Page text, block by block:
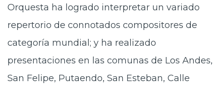
Orquesta ha logrado interpretar un variado
repertorio de connotados compositores de
categoría mundial; y ha realizado
presentaciones en las comunas de Los Andes,
San Felipe, Putaendo, San Esteban, Calle